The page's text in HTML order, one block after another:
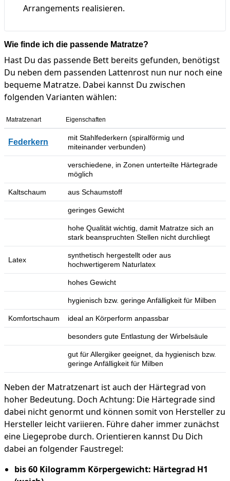
Arrangements realisieren.
Wie finde ich die passende Matratze?
Hast Du das passende Bett bereits gefunden, benötigst
Du neben dem passenden Lattenrost nun nur noch eine
bequeme Matratze. Dabei kannst Du zwischen
folgenden Varianten wählen:
Matratzenart Eigenschaften
Federkern
mit Stahlfederkern (spiralförmig und
miteinander verbunden)
verschiedene, in Zonen unterteilte Härtegrade
möglich
Kaltschaum aus Schaumstoff
geringes Gewicht
hohe Qualität wichtig, damit Matratze sich an
stark beanspruchten Stellen nicht durchliegt
Latex
synthetisch hergestellt oder aus
hochwertigerem Naturlatex
hohes Gewicht
hygienisch bzw. geringe Anfälligkeit für Milben
Komfortschaum ideal an Körperform anpassbar
besonders gute Entlastung der Wirbelsäule
gut für Allergiker geeignet, da hygienisch bzw.
geringe Anfälligkeit für Milben
Neben der Matratzenart ist auch der Härtegrad von
hoher Bedeutung. Doch Achtung: Die Härtegrade sind
dabei nicht genormt und können somit von Hersteller zu
Hersteller leicht variieren. Führe daher immer zunächst
eine Liegeprobe durch. Orientieren kannst Du Dich
dabei an folgender Faustregel:
bis 60 Kilogramm Körpergewicht: Härtegrad H1